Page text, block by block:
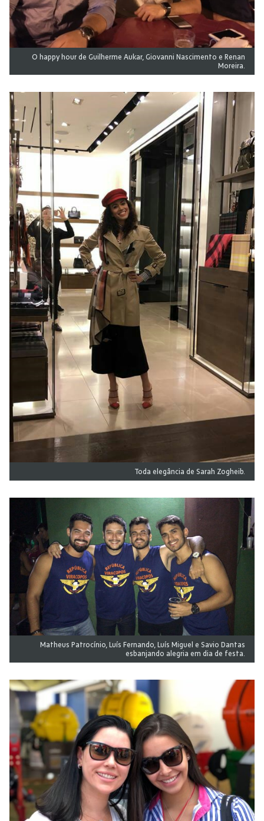
O happy hour de Guilherme Aukar, Giovanni Nascimento e Renan
Moreira.
Toda elegância de Sarah Zogheib.
Matheus Patrocínio, Luís Fernando, Luís Miguel e Savio Dantas
esbanjando alegria em dia de festa.